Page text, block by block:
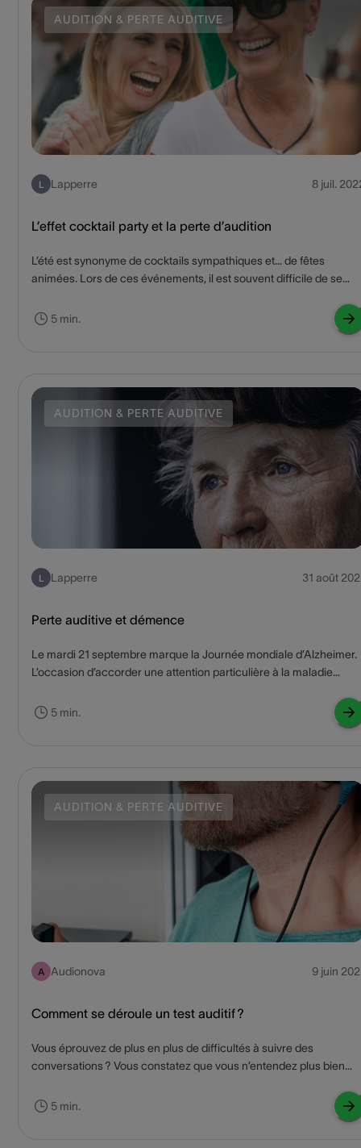
AUDITION & PERTE AUDITIVE
L Lapperre 8 juil.
L’effet cocktail party et la perte d’audition
L’été est synonyme de cocktails sympathiques et… de fêtes
animées. Lors de ces événements, il est souvent difficile de se
que l’« effet cocktail party » et comment y faire face en cas de
5 min.
AUDITION & PERTE AUDITIVE
L Lapperre 31 août
Perte auditive et démence
Le mardi 21 septembre marque la Journée mondiale d’Alzheimer.
L’occasion d’accorder une attention particulière à la maladie
« Know Dementia, Know Alzheimer’s ». Nous sommes ravis
d’apporter notre contribution à travers cet article. Saviez-vous
les deux phénomènes et les précautions à prendre soi-même
pour réduire ce risque.
5 min.
AUDITION & PERTE AUDITIVE
A Audionova 9 juin
Comment se déroule un test auditif ?
Vous éprouvez de plus en plus de difficultés à suivre des
conversations ? Vous constatez que vous n’entendez plus bien
conversations ? Si tel est le cas, vous souffrez peut-être (d’un
début) de perte auditive. Lapperre propose un test auditif gratuit
5 min.